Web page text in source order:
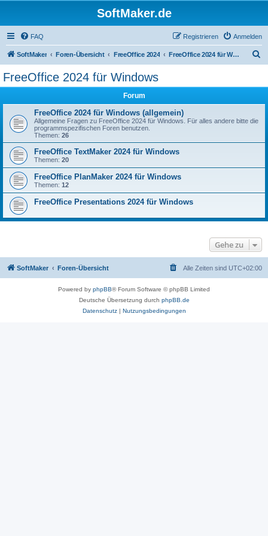
SoftMaker.de
FAQ Anmelden
Registrieren
SoftMaker Foren-Übersicht FreeOffice 2024 FreeOffice 2024 für Windows
FreeOffice 2024 für Windows
Forum
FreeOffice 2024 für Windows (allgemein)
Allgemeine Fragen zu FreeOffice 2024 für Windows. Für alles andere bitte die
programmspezifischen Foren benutzen.
Themen: 26
FreeOffice TextMaker 2024 für Windows
Themen: 20
FreeOffice PlanMaker 2024 für Windows
Themen: 12
FreeOffice Presentations 2024 für Windows
Gehe zu
SoftMaker Foren-Übersicht Alle Zeiten sind UTC+02:00
Powered by phpBB® Forum Software © phpBB Limited
Deutsche Übersetzung durch phpBB.de
Datenschutz| Nutzungsbedingungen